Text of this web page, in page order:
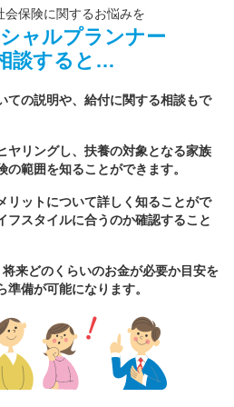
会保険に関するお悩みを
ャルプランナー
談すると…
ての説明や、給付に関する相談もで
ヤリングし、扶養の対象となる家族
範囲を知ることができます。
リットについて詳しく知ることがで
フスタイルに合うのか確認すること
来どのくらいのお金が必要か目安を
備が可能になります。